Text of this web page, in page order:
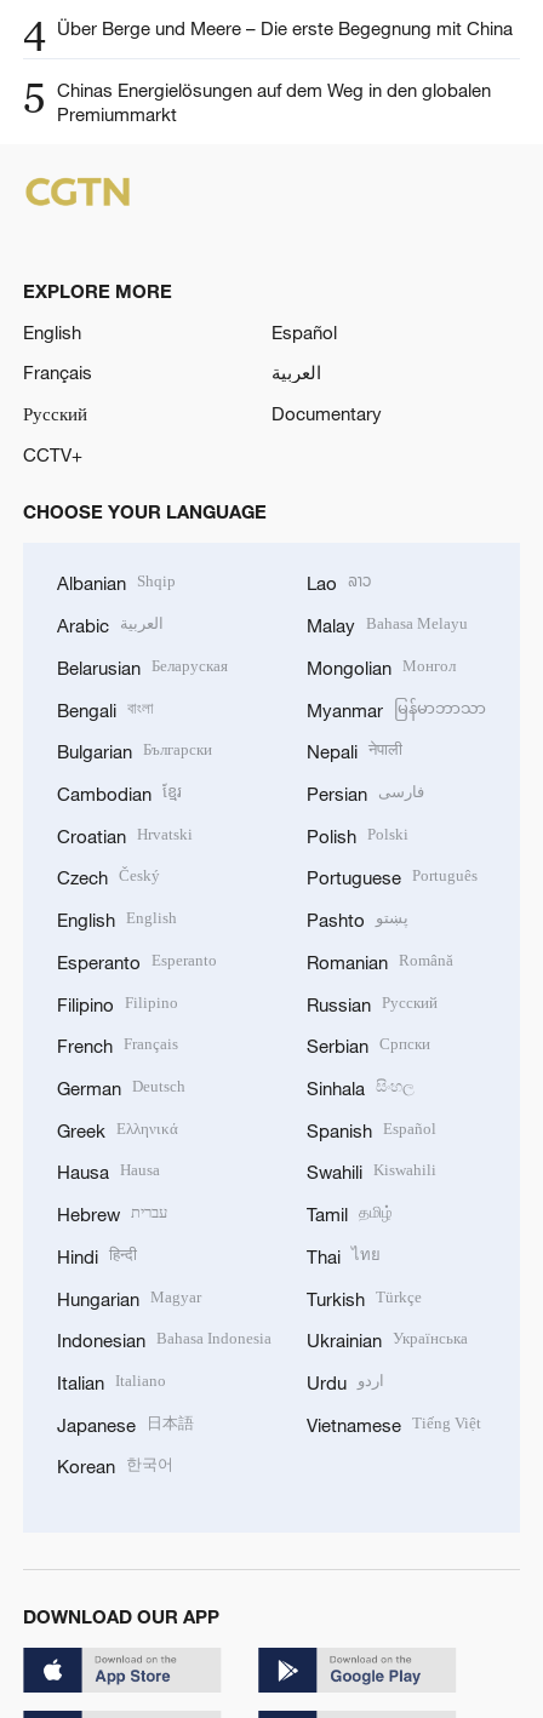
4 Über Berge und Meere – Die erste Begegnung mit China
5
Chinas Energielösungen auf dem Weg in den globalen
Premiummarkt
EXPLORE MORE
English
Español
Français
العربية
Русский
Documentary
CCTV+
CHOOSE YOUR LANGUAGE
Albanian Shqip
Arabic العربية
Belarusian Беларуская
Bengali বাংলা
Bulgarian Български
Cambodian ខ្មែរ
Croatian Hrvatski
Czech Český
English English
Esperanto Esperanto
Filipino Filipino
French Français
German Deutsch
Greek Ελληνικά
Hausa Hausa
Hebrew עברית
Hindi हिन्दी
Hungarian Magyar
Indonesian Bahasa Indonesia
Italian Italiano
Japanese 日本語
Korean 한국어
Lao ລາວ
Malay Bahasa Melayu
Mongolian Монгол
Myanmar မြန်မာဘာသာ
Nepali नेपाली
Persian فارسی
Polish Polski
Portuguese Português
Pashto پښتو
Romanian Română
Russian Русский
Serbian Српски
Sinhala සිංහල
Spanish Español
Swahili Kiswahili
Tamil தமிழ்
Thai ไทย
Turkish Türkçe
Ukrainian Українська
Urdu اردو
Vietnamese Tiếng Việt
DOWNLOAD OUR APP